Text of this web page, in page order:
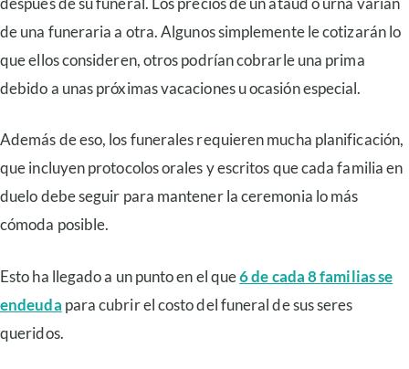
de una funeraria a otra. Algunos simplemente le cotizarán lo
que ellos consideren, otros podrían cobrarle una prima
debido a unas próximas vacaciones u ocasión especial.
Además de eso, los funerales requieren mucha planificación,
que incluyen protocolos orales y escritos que cada familia en
duelo debe seguir para mantener la ceremonia lo más
cómoda posible.
Esto ha llegado a un punto en el que6 de cada 8 familias se
endeuda para cubrir el costo del funeral de sus seres
queridos.